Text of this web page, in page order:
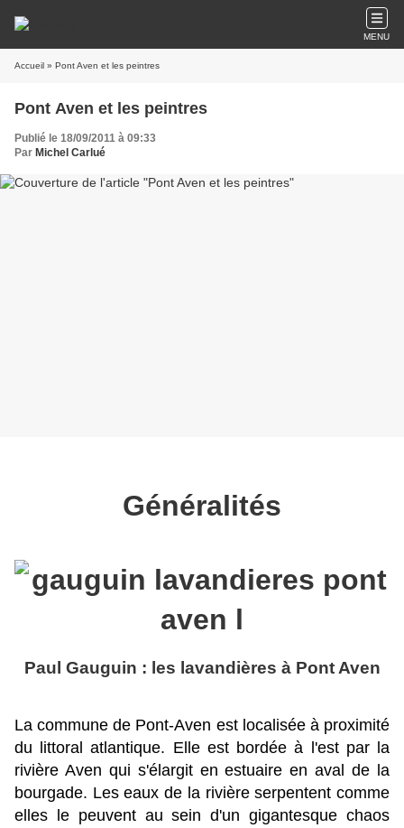
MENU
Accueil » Pont Aven et les peintres
Pont Aven et les peintres
Publié le 18/09/2011 à 09:33
Par Michel Carlué
Généralités
Paul Gauguin : les lavandières à Pont Aven
La commune de Pont-Aven est localisée à proximité
du littoral atlantique. Elle est bordée à l'est par la
rivière Aven qui s'élargit en estuaire en aval de la
bourgade. Les eaux de la rivière serpentent comme
elles le peuvent au sein d'un gigantesque chaos